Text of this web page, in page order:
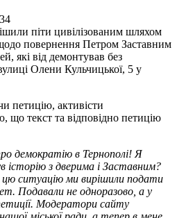
піти цивілізованим шляхом
повернення Петром Заставним
які від демонтував без
Олени Кульчицької, 5 у
петицію, активісти
що текст та відповідно петицію
демократію в Тернополі! Я
історію з дверима і Заставним?
ситуацію ми вирішили подати
Подавали не одноразово, а у
Модератори сайту